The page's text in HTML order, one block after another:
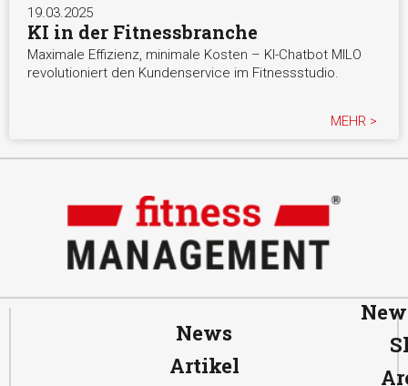
19.03.2025
KI in der Fitnessbranche
Maximale Effizienz, minimale Kosten – KI-Chatbot MILO
revolutioniert den Kundenservice im Fitnessstudio.
MEHR >
News
Artikel